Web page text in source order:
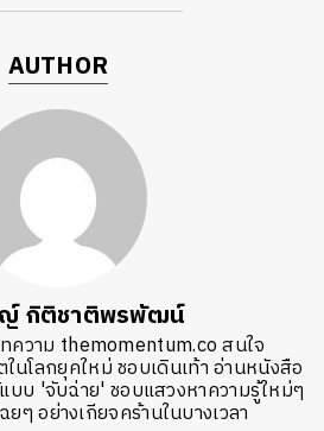
AUTHOR
กิติชาติพรพัฒน์
วาม themomentum.co สนใจ
โลกยุคใหม่ ชอบเดินเท้า อ่านหนังสือ
บบ 'จับฉ่าย' ชอบแสวงหาความรู้ใหม่ๆ
ๆ อย่างเกียจคร้านในบางเวลา